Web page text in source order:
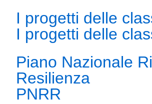
I progetti delle
I progetti delle
Piano Nazionale
Resilienza
PNRR